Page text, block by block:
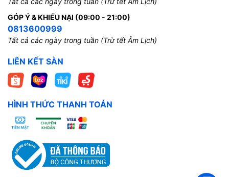
GÓP Ý & KHIẾU NẠI (09:00 - 21:00)
0813600999
Tất cả các ngày trong tuần (Trừ tết Âm Lịch)
LIÊN KẾT SÀN
HÌNH THỨC THANH TOÁN